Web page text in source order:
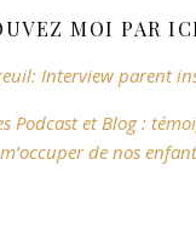
MOI PAR
Interview parent
Podcast et Blog :
de nos